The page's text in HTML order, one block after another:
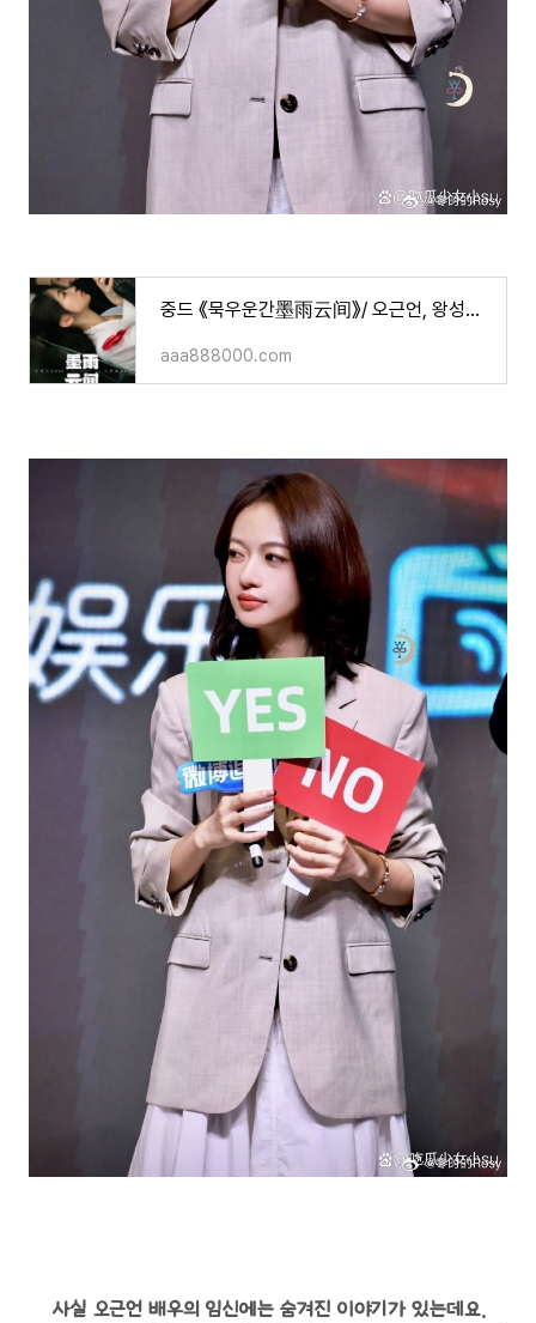
중드 《묵우운간墨雨云间》/ 오근언, 왕성월, 진흠해 주연/ 작품소개, 영상 등!
aaa888000.com
사실 오근언 배우의 임신에는 숨겨진 이야기가 있는데요.